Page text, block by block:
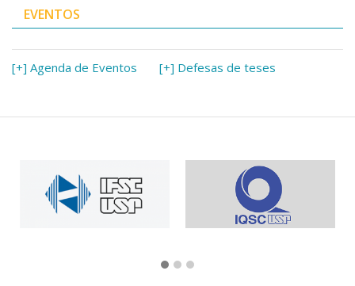
EVENTOS
[+] Agenda de Eventos [+] Defesas de teses